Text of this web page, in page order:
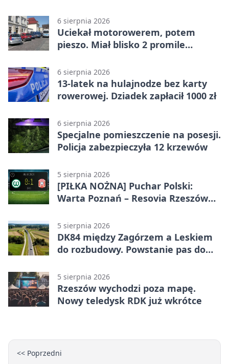
6 sierpnia 2026
Uciekał motorowerem, potem
pieszo. Miał blisko 2 promile
6 sierpnia 2026
13-latek na hulajnodze bez karty
rowerowej. Dziadek zapłacił 1000 zł
6 sierpnia 2026
Specjalne pomieszczenie na posesji.
Policja zabezpieczyła 12 krzewów
5 sierpnia 2026
[PIŁKA NOŻNA] Puchar Polski:
Warta Poznań – Resovia Rzeszów
pierwszoligowca
5 sierpnia 2026
DK84 między Zagórzem a Leskiem
do rozbudowy. Powstanie pas do
5 sierpnia 2026
Rzeszów wychodzi poza mapę.
Nowy teledysk RDK już wkrótce
<< Poprzedni